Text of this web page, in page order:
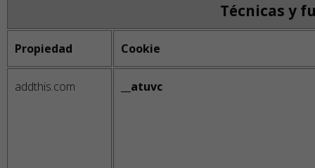
Técnicas y
Propiedad Cookie
addthis.com __atuvc